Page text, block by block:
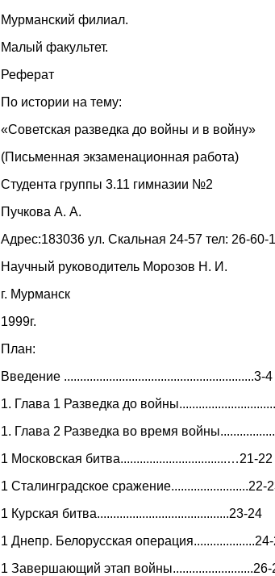
Мурманский филиал.
Малый факультет.
Реферат
По истории на тему:
«Советская разведка до войны и в войну»
(Письменная экзаменационная работа)
Студента группы 3.11 гимназии №2
Пучкова А. А.
Адрес:183036 ул. Скальная 24-57 тел: 26-60-
Научный руководитель Морозов Н. И.
г. Мурманск
1999г.
План:
Введение ...........................................................3-4
1. Глава 1 Разведка до
1. Глава 2 Разведка во время
1 Московская битва.................................…21-22
1 Сталинградское сражение........................22-
1 Курская битва.........................................23-24
1 Днепр. Белорусская
1 Завершающий этап войны.........................26-